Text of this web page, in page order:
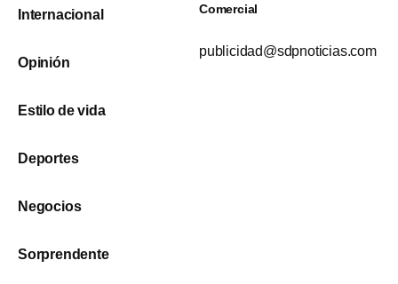
Internacional
Opinión
Estilo de vida
Deportes
Negocios
Sorprendente
Comercial
publicidad@sdpnoticias.com